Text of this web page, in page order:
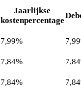
Jaarlijkse
kostenpercentage
7,99%
7,84%
7,84%